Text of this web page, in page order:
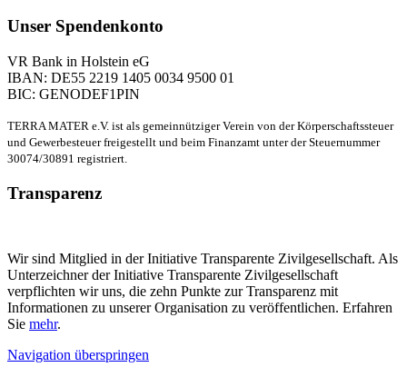
Unser Spendenkonto
VR Bank in Holstein eG
IBAN: DE55 2219 1405 0034 9500 01
BIC: GENODEF1PIN
TERRA MATER e.V. ist als gemeinnütziger Verein von der Körperschaftssteuer
und Gewerbesteuer freigestellt und beim Finanzamt unter der Steuernummer
30074/30891 registriert.
Transparenz
Wir sind Mitglied in der Initiative Transparente Zivilgesellschaft. Als
Unterzeichner der Initiative Transparente Zivilgesellschaft
verpflichten wir uns, die zehn Punkte zur Transparenz mit
Informationen zu unserer Organisation zu veröffentlichen. Erfahren
Sie mehr.
Navigation überspringen